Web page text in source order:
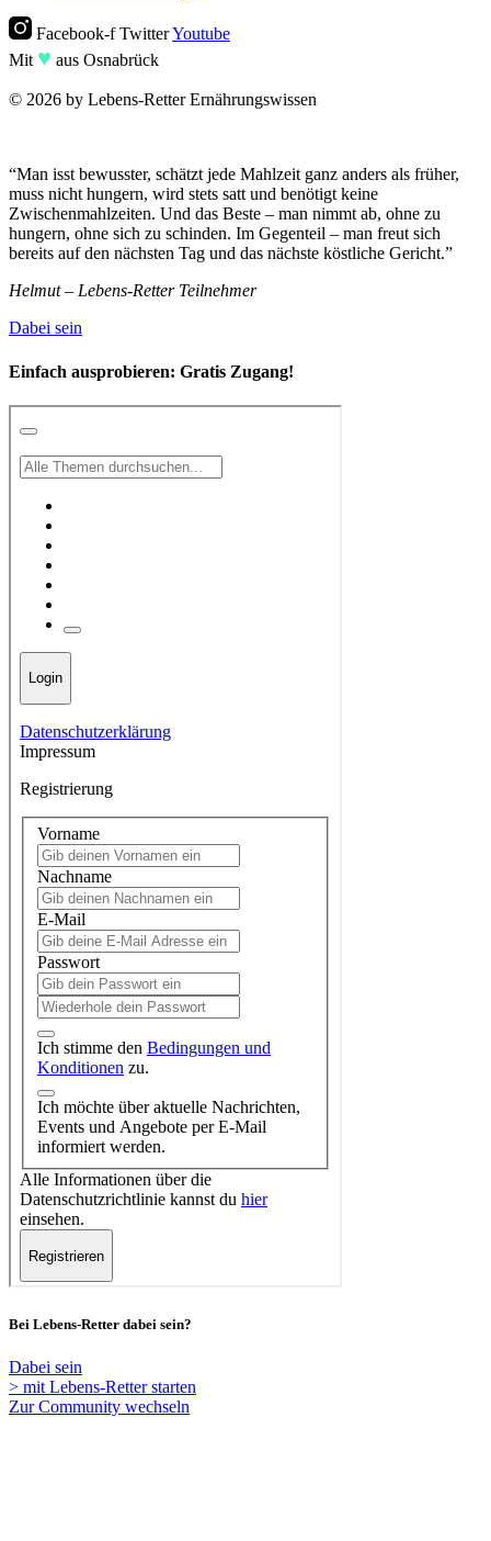
Facebook-f TwitterYoutube
Mit ♥︎ aus Osnabrück
© 2026 by Lebens-Retter Ernährungswissen
“Man isst bewusster, schätzt jede Mahlzeit ganz anders als früher,
muss nicht hungern, wird stets satt und benötigt keine
Zwischenmahlzeiten. Und das Beste – man nimmt ab, ohne zu
hungern, ohne sich zu schinden. Im Gegenteil – man freut sich
bereits auf den nächsten Tag und das nächste köstliche Gericht.”
Helmut – Lebens-Retter Teilnehmer
Dabei sein
Einfach ausprobieren: Gratis Zugang!
Bei Lebens-Retter dabei sein?
Dabei sein
> mit Lebens-Retter starten
Zur Community wechseln